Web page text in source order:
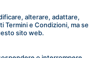
alterare, adattare,
Termini e Condizioni, ma se
sito web.